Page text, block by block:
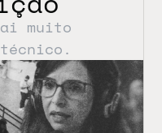
muito